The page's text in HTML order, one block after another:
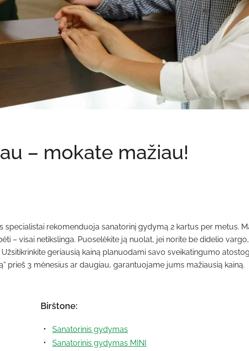
– mokate mažiau!
specialistai rekomenduoja sanatorinį gydymą 2 kartus per metus.
– visai netikslinga. Puoselėkite ją nuolat, jei norite be didelio vargo,
geriausią kainą planuodami savo sveikatingumo
prieš 3 mėnesius ar daugiau, garantuojame jums mažiausią kainą.
Birštone:
Sanatorinis gydymas
Sanatorinis gydymas MINI